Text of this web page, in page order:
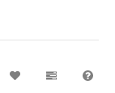
Wunschzettel